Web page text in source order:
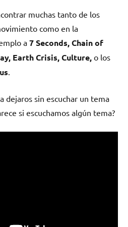
muchas tanto de los
como en la
a7 Seconds, Chain of
Earth Crisis, Culture, o los
dejaros sin escuchar un tema
si escuchamos algún tema?